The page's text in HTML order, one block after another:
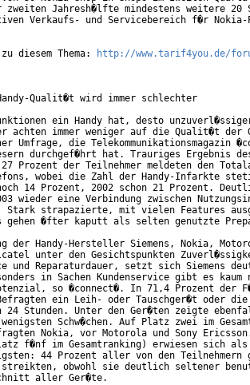
zweiten Jahresh�lfte mindestens weitere 20
Verkaufs- und Servicebereich f�r Nokia-
diesem Thema:
http://www.tarif4you.de/
Qualit�t wird immer schlechter
ein Handy hat, desto
achten immer weniger auf die Qualit�t der
Umfrage, die Telekommunikationsmagazin
durchgef�hrt hat. Trauriges Ergebnis
27 Prozent der Teilnehmer meldeten den
wobei die Zahl der Handy-Infarkte
14 Prozent, 2002 schon 21 Prozent.
wieder eine Verbindung zwischen
Stark strapazierte, mit vielen Features
gehen �fter kaputt als selten genutzte
der Handy-Hersteller Siemens, Nokia,
unter den Gesichtspunkten
und Reparaturdauer, setzt sich Siemens
in Sachen Kundenservice gibt es kaum
so �connect�. In 71,4 Prozent der
ein Leih- oder Tauschger�t oder die
Stunden. Unter den Ger�ten zeigte
wenigsten Schw�chen. Auf Platz zwei im
Nokia, vor Motorola und Sony
f�nf im Gesamtranking) erwiesen sich
44 Prozent aller von den Teilnehmern
streikten, obwohl sie deutlich seltener
aller Ger�te.